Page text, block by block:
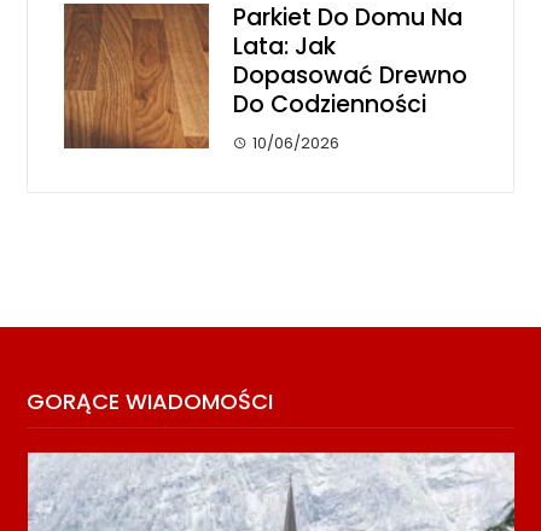
Parkiet Do Domu Na
Lata: Jak
Dopasować Drewno
Do Codzienności
10/06/2026
GORĄCE WIADOMOŚCI